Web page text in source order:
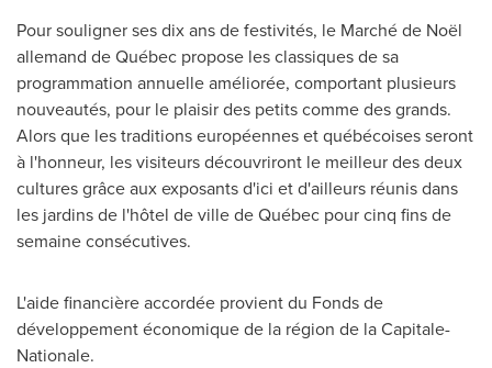
Pour souligner ses dix ans de festivités, le Marché de Noël
allemand de Québec propose les classiques de sa
programmation annuelle améliorée, comportant plusieurs
nouveautés, pour le plaisir des petits comme des grands.
Alors que les traditions européennes et québécoises seront
à l'honneur, les visiteurs découvriront le meilleur des deux
cultures grâce aux exposants d'ici et d'ailleurs réunis dans
les jardins de l'hôtel de ville de Québec pour cinq fins de
semaine consécutives.
L'aide financière accordée provient du Fonds de
développement économique de la région de la Capitale-
Nationale.